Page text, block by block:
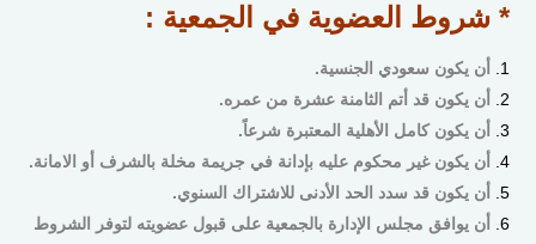
* شروط العضوية في الجمعية :
أن يكون سعودي الجنسية.
أن يكون قد أتم الثامنة عشرة من عمره.
أن يكون كامل الأهلية المعتبرة شرعاً.
أن يكون غير محكوم عليه بإدانة في جريمة مخلة بالشرف أو الامانة.
أن يكون قد سدد الحد الأدنى للاشتراك السنوي.
أن يوافق مجلس الإدارة بالجمعية على قبول عضويته لتوفر الشروط